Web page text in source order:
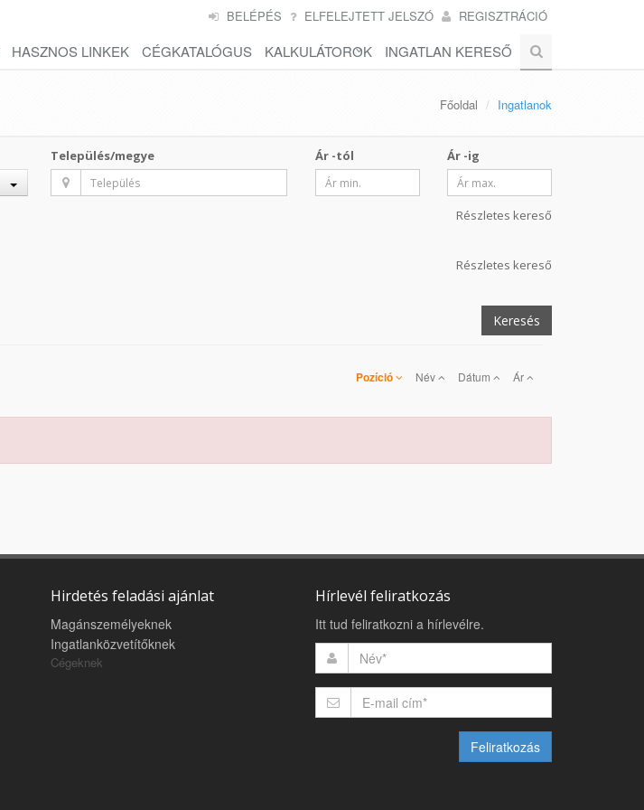
BELÉPÉS ELFELEJTETT JELSZÓ REGISZTRÁCIÓ
HASZNOS LINKEK CÉGKATALÓGUS KALKULÁTOROK INGATLAN KERESŐ
Főoldal Ingatlanok
Település/megye Ár -tól Ár -ig
Részletes kereső
Részletes kereső
Keresés
Pozíció Név Dátum Ár
Hirdetés feladási ajánlat
Magánszemélyeknek
Ingatlanközvetítőknek
Cégeknek
Hírlevél feliratkozás
Itt tud feliratkozni a hírlevélre.
Feliratkozás